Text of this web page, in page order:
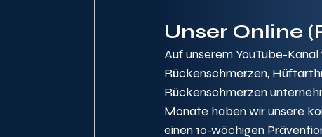
Unser Online
Auf unserem YouTube-
Rückenschmerzen,
Rückenschmerzen
Monate haben wir unsere
einen 10-wöchigen